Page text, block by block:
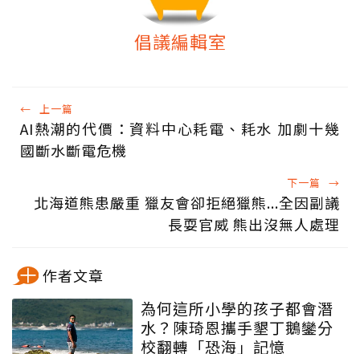
倡議編輯室
← 上一篇
AI熱潮的代價：資料中心耗電、耗水 加劇十幾
國斷水斷電危機
下一篇 →
北海道熊患嚴重 獵友會卻拒絕獵熊...全因副議
長耍官威 熊出沒無人處理
作者文章
為何這所小學的孩子都會潛
水？陳琦恩攜手墾丁鵝鑾分
校翻轉「恐海」記憶